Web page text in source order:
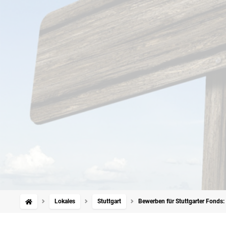
Lokales Stuttgart Bewerben für Stuttgarter